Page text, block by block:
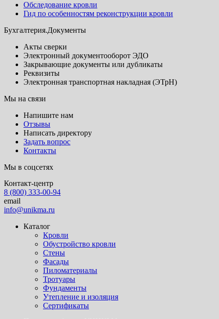
Обследование кровли
Гид по особенностям реконструкции кровли
Бухгалтерия.Документы
Акты сверки
Электронный документооборот ЭДО
Закрывающие документы или дубликаты
Реквизиты
Электронная транспортная накладная (ЭТрН)
Мы на связи
Напишите нам
Отзывы
Написать директору
Задать вопрос
Контакты
Мы в соцсетях
Контакт-центр
8 (800) 333-00-94
email
info@unikma.ru
Каталог
Кровли
Обустройство кровли
Стены
Фасады
Пиломатериалы
Тротуары
Фундаменты
Утепление и изоляция
Сертификаты